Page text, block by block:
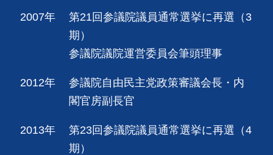
2007年
第21回参議院議員通常選挙に再選（3
期）
参議院議院運営委員会筆頭理事
2012年
参議院自由民主党政策審議会長・内
閣官房副長官
2013年
第23回参議院議員通常選挙に再選（4
期）